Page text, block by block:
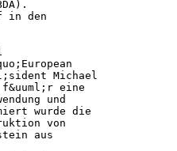
in den
Michael
eine
und
wurde die
von
aus